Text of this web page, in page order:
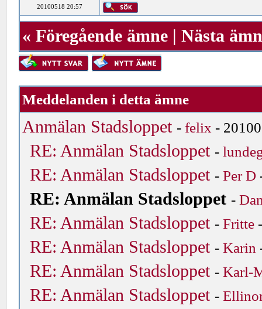
20100518 20:57
«Föregående ämne |Nästa
Meddelanden i detta ämne
Anmälan Stadsloppet -felix -
RE: Anmälan Stadsloppet -
RE: Anmälan Stadsloppet -Per D
RE: Anmälan Stadsloppet -
RE: Anmälan Stadsloppet -Fritte
RE: Anmälan Stadsloppet -Karin
RE: Anmälan Stadsloppet -Karl-
RE: Anmälan Stadsloppet -